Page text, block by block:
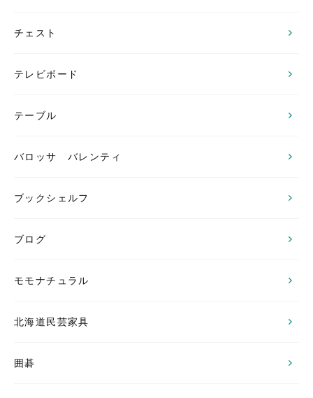
チェスト
テレビボード
テーブル
バロッサ バレンティ
ブックシェルフ
ブログ
モモナチュラル
北海道民芸家具
囲碁